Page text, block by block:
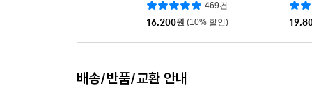
469건
16,200원 (10% 할인)
배송/반품/교환 안내